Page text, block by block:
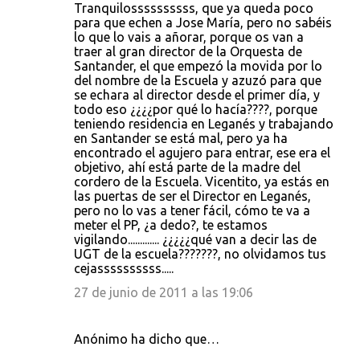
Tranquilossssssssss, que ya queda poco
para que echen a Jose María, pero no sabéis
lo que lo vais a añorar, porque os van a
traer al gran director de la Orquesta de
Santander, el que empezó la movida por lo
del nombre de la Escuela y azuzó para que
se echara al director desde el primer día, y
todo eso ¿¿¿¿por qué lo hacía????, porque
teniendo residencia en Leganés y trabajando
en Santander se está mal, pero ya ha
encontrado el agujero para entrar, ese era el
objetivo, ahí está parte de la madre del
cordero de la Escuela. Vicentito, ya estás en
las puertas de ser el Director en Leganés,
pero no lo vas a tener fácil, cómo te va a
meter el PP, ¿a dedo?, te estamos
vigilando............. ¿¿¿¿¿qué van a decir las de
UGT de la escuela???????, no olvidamos tus
cejassssssssss.....
27 de junio de 2011 a las 19:06
Anónimo ha dicho que…